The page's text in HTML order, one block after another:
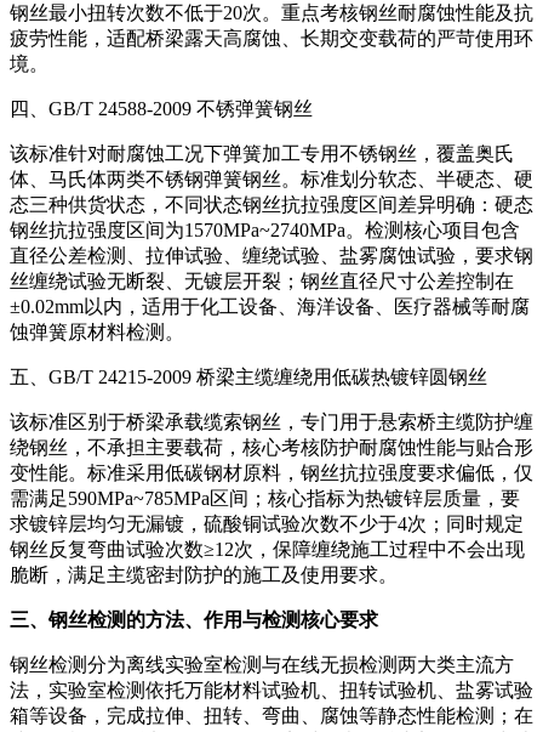
钢丝最小扭转次数不低于20次。重点考核钢丝耐腐蚀性能及抗
疲劳性能，适配桥梁露天高腐蚀、长期交变载荷的严苛使用环
境。
四、GB/T 24588-2009 不锈弹簧钢丝
该标准针对耐腐蚀工况下弹簧加工专用不锈钢丝，覆盖奥氏
体、马氏体两类不锈钢弹簧钢丝。标准划分软态、半硬态、硬
态三种供货状态，不同状态钢丝抗拉强度区间差异明确：硬态
钢丝抗拉强度区间为1570MPa~2740MPa。检测核心项目包含
直径公差检测、拉伸试验、缠绕试验、盐雾腐蚀试验，要求钢
丝缠绕试验无断裂、无镀层开裂；钢丝直径尺寸公差控制在
±0.02mm以内，适用于化工设备、海洋设备、医疗器械等耐腐
蚀弹簧原材料检测。
五、GB/T 24215-2009 桥梁主缆缠绕用低碳热镀锌圆钢丝
该标准区别于桥梁承载缆索钢丝，专门用于悬索桥主缆防护缠
绕钢丝，不承担主要载荷，核心考核防护耐腐蚀性能与贴合形
变性能。标准采用低碳钢材原料，钢丝抗拉强度要求偏低，仅
需满足590MPa~785MPa区间；核心指标为热镀锌层质量，要
求镀锌层均匀无漏镀，硫酸铜试验次数不少于4次；同时规定
钢丝反复弯曲试验次数≥12次，保障缠绕施工过程中不会出现
脆断，满足主缆密封防护的施工及使用要求。
三、钢丝检测的方法、作用与检测核心要求
钢丝检测分为离线实验室检测与在线无损检测两大类主流方
法，实验室检测依托万能材料试验机、扭转试验机、盐雾试验
箱等设备，完成拉伸、扭转、弯曲、腐蚀等静态性能检测；在